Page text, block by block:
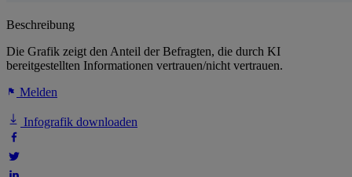
Beschreibung
Die Grafik zeigt den Anteil der Befragten, die durch KI
bereitgestellten Informationen vertrauen/nicht vertrauen.
Melden
Infografik downloaden